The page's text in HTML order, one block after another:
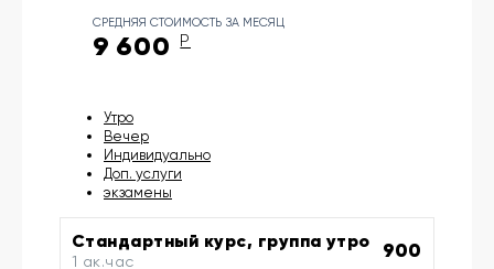
СРЕДНЯЯ СТОИМОСТЬ ЗА МЕСЯЦ
9 600 Р
Утро
Вечер
Индивидуально
Доп. услуги
экзамены
Стандартный курс, группа утро
1 ак.час 900